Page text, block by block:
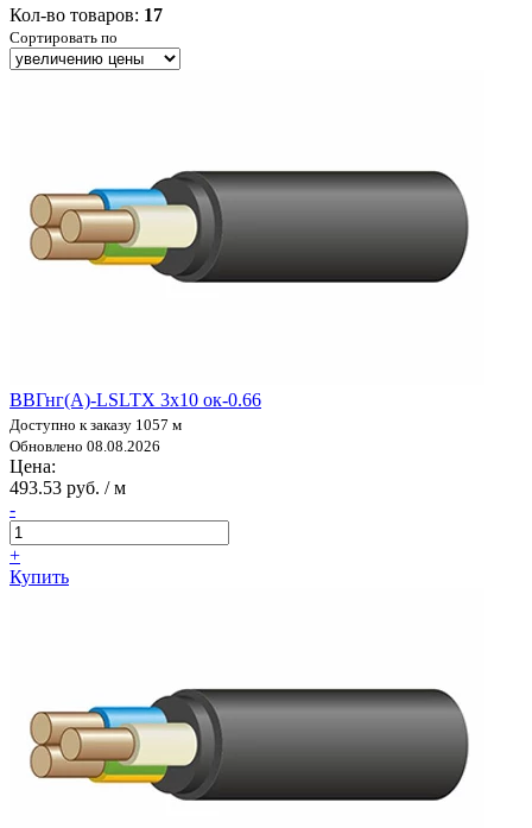
Кол-во товаров: 17
Сортировать по
ВВГнг(А)-LSLTX 3х10 ок-0.66
Доступно к заказу 1057 м
Обновлено 08.08.2026
Цена:
493.53 руб. / м
-
+
Купить